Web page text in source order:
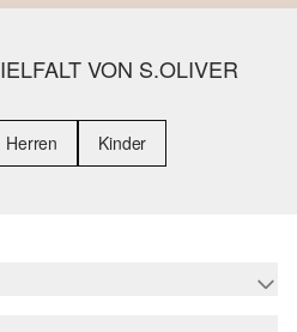
VON S.OLIVER
Herren Kinder